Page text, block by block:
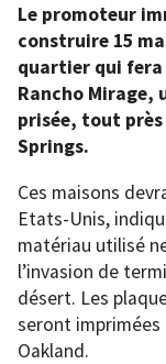
Le promoteur
construire 15
quartier qui fera
Rancho Mirage,
prisée, tout près
Springs.
Ces maisons
Etats-Unis,
matériau utilisé
l’invasion de
désert. Les
seront imprimées
Oakland.